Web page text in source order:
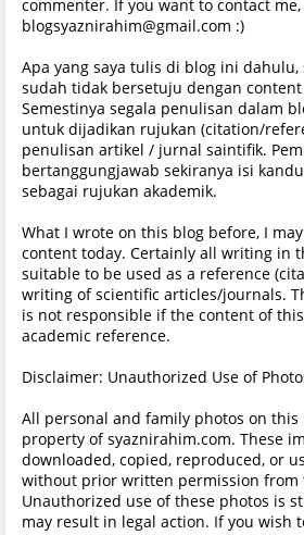
commenter. If you want to contact
blogsyaznirahim@gmail.com :)
Apa yang saya tulis di blog ini
sudah tidak bersetuju dengan
Semestinya segala penulisan dalam
untuk dijadikan rujukan (citation/
penulisan artikel / jurnal saintifik.
bertanggungjawab sekiranya isi
sebagai rujukan akademik.
What I wrote on this blog before, I
content today. Certainly all writing in
suitable to be used as a reference
writing of scientific articles/journals.
is not responsible if the content of
academic reference.
Disclaimer: Unauthorized Use of
All personal and family photos on this
property of syaznirahim.com. These
downloaded, copied, reproduced, or
without prior written permission from
Unauthorized use of these photos is
may result in legal action. If you wish